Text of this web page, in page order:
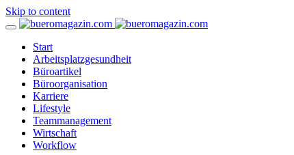
Skip to content
Start
Arbeitsplatzgesundheit
Büroartikel
Büroorganisation
Karriere
Lifestyle
Teammanagement
Wirtschaft
Workflow